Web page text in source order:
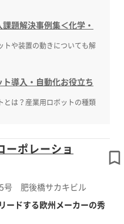
課題解決事例集＜化学・
トや装置の動きについても解
ト導入・自動化お役立ち
とは？産業用ロボットの種類
ーポレーショ
号 肥後橋サカキビル
ードする欧州メーカーの秀